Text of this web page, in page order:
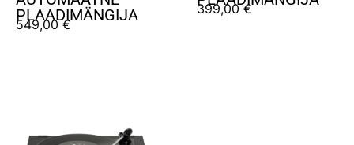
PLAADIMÄNGIJA
549,00€
399,00€